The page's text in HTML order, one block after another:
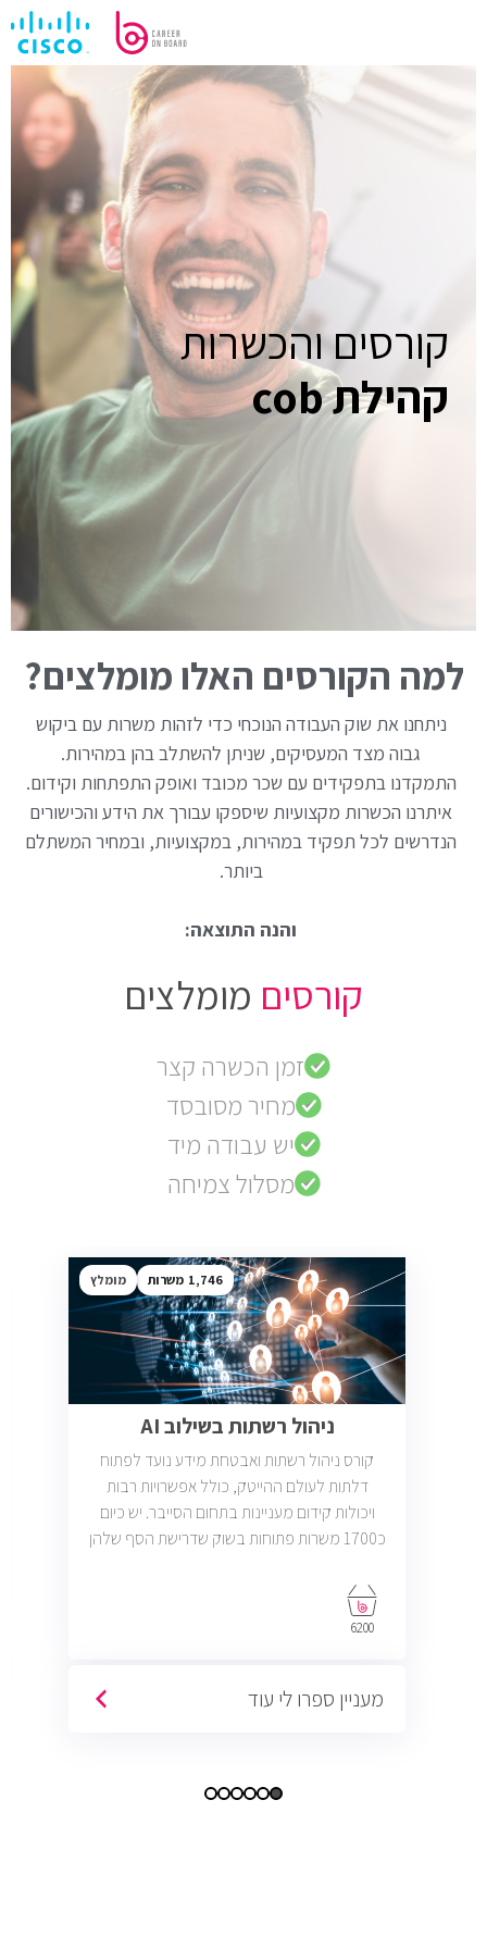
קורסים והכשרות
קהילת cob
למה הקורסים האלו מומלצים?
ניתחנו את שוק העבודה הנוכחי כדי לזהות משרות עם ביקוש
גבוה מצד המעסיקים, שניתן להשתלב בהן במהירות.
התמקדנו בתפקידים עם שכר מכובד ואופק התפתחות וקידום.
איתרנו הכשרות מקצועיות שיספקו עבורך את הידע והכישורים
הנדרשים לכל תפקיד במהירות, במקצועיות, ובמחיר המשתלם
ביותר.
והנה התוצאה:
קורסים מומלצים
זמן הכשרה קצר
מחיר מסובסד
יש עבודה מיד
מסלול צמיחה
1,746 מומלץ
ניהול רשתות בשילוב AI
קורס ניהול רשתות ואבטחת מידע נועד לפתוח
דלתות לעולם ההייטק, כולל אפשרויות רבות
ויכולות קידום מעניינות בתחום הסייבר. יש כיום
כ1700 משרות פתוחות בשוק שדרישת הסף שלהן
6200
מעניין ספרו לי עוד